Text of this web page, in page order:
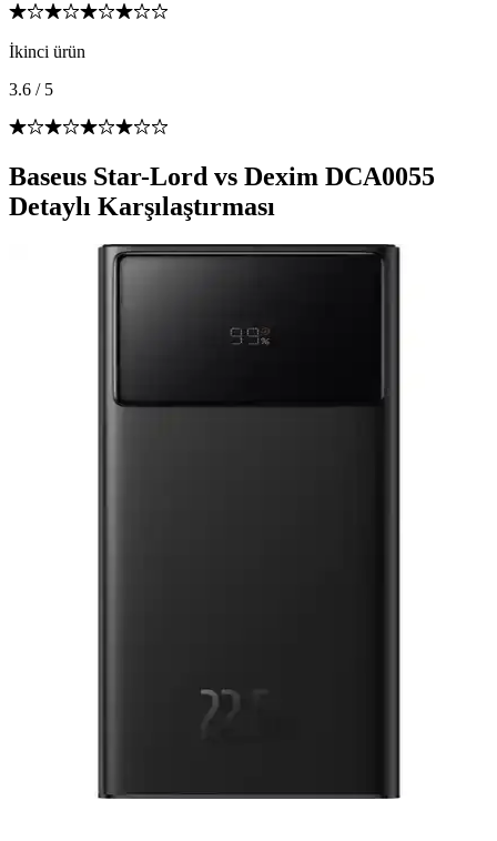
İkinci ürün
3.6 / 5
Baseus Star-Lord vs Dexim DCA0055
Detaylı Karşılaştırması